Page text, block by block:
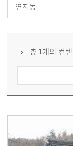
연지동
총 1개의 컨